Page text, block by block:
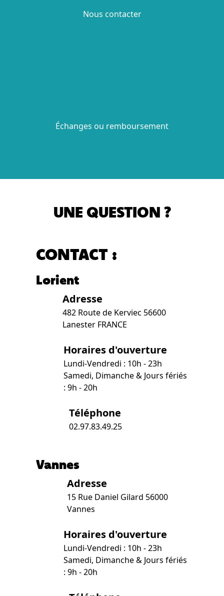
Nous contacter
Échanges ou remboursement
UNE QUESTION ?
CONTACT :
Lorient
Adresse
482 Route de Kerviec 56600
Lanester FRANCE
Horaires d'ouverture
Lundi-Vendredi : 10h - 23h
Samedi, Dimanche & Jours fériés
: 9h - 20h
Téléphone
02.97.83.49.25
Vannes
Adresse
15 Rue Daniel Gilard 56000
Vannes
Horaires d'ouverture
Lundi-Vendredi : 10h - 23h
Samedi, Dimanche & Jours fériés
: 9h - 20h